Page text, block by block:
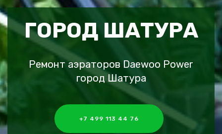
ГОРОД ШАТУРА
Ремонт аэраторов Daewoo Power
город Шатура
+7 499 113 44 76